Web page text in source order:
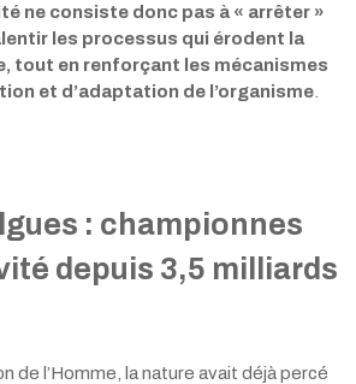
ne consiste donc pas à « arrêter »
les processus qui érodent la
tout en renforçant les mécanismes
et d’adaptation de l’organisme
: championnes
depuis 3,5 milliards
de l’Homme, la nature avait déjà percé